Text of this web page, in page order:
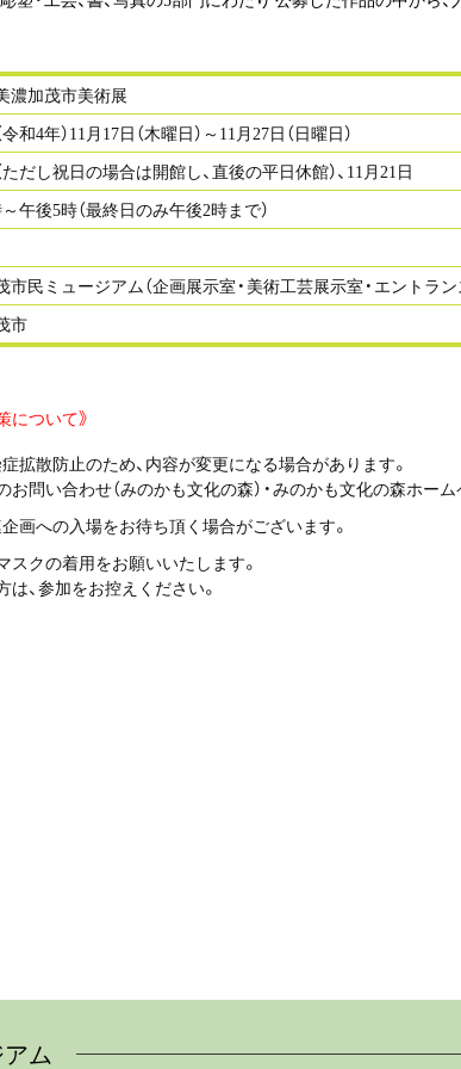
濃加茂市美術展
和4年）11月17日（木曜日）～11月27日（日曜日）
ただし祝日の場合は開館し、直後の平日休館）、11月21日
午後5時（最終日のみ午後2時まで）
市民ミュージアム（企画展示室・美術工芸展示室・エントラン
市
について》
拡散防止のため、内容が変更になる場合があります。
お問い合わせ（みのかも文化の森）・みのかも文化の森ホー
画への入場をお待ち頂く場合がございます。
スクの着用をお願いいたします。
、参加をお控えください。
ム